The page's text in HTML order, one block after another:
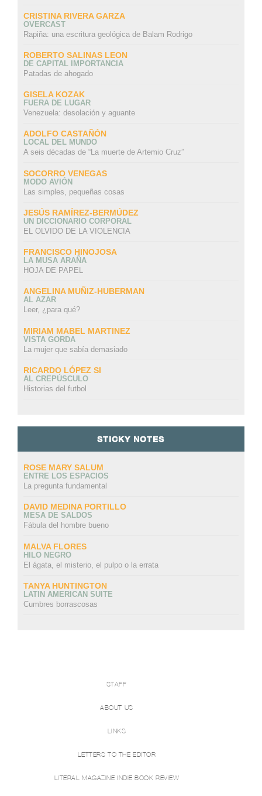
CRISTINA RIVERA GARZA
OVERCAST
Rapiña: una escritura geológica de Balam Rodrigo
ROBERTO SALINAS LEON
DE CAPITAL IMPORTANCIA
Patadas de ahogado
GISELA KOZAK
FUERA DE LUGAR
Venezuela: desolación y aguante
ADOLFO CASTAÑÓN
LOCAL DEL MUNDO
A seis décadas de “La muerte de Artemio Cruz”
SOCORRO VENEGAS
MODO AVIÓN
Las simples, pequeñas cosas
JESÚS RAMÍREZ-BERMÚDEZ
UN DICCIONARIO CORPORAL
EL OLVIDO DE LA VIOLENCIA
FRANCISCO HINOJOSA
LA MUSA ARAÑA
HOJA DE PAPEL
ANGELINA MUÑIZ-HUBERMAN
AL AZAR
Leer, ¿para qué?
MIRIAM MABEL MARTINEZ
VISTA GORDA
La mujer que sabía demasiado
RICARDO LÓPEZ SI
AL CREPÚSCULO
Historias del futbol
STICKY NOTES
ROSE MARY SALUM
ENTRE LOS ESPACIOS
La pregunta fundamental
DAVID MEDINA PORTILLO
MESA DE SALDOS
Fábula del hombre bueno
MALVA FLORES
HILO NEGRO
El ágata, el misterio, el pulpo o la errata
TANYA HUNTINGTON
LATIN AMERICAN SUITE
Cumbres borrascosas
STAFF
ABOUT US
LINKS
LETTERS TO THE EDITOR
LITERAL MAGAZINE INDIE BOOK REVIEW